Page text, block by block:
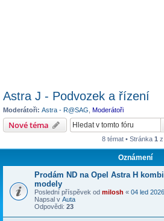
Astra J - Podvozek a řízení
Moderátoři: Astra - R@SAG Moderátoři
Nové téma
8 témat • Stránka 1 z
Oznámení
Prodám ND na Opel Astra H
modely
Poslední příspěvek od milosh « 04 led
Napsal v Auta
Odpovědi: 23